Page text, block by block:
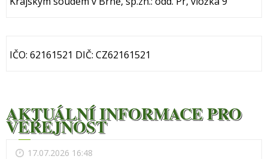
IČO: 62161521 DIČ: CZ62161521
AKTUÁLNÍ INFORMACE PRO
VEŘEJNOST
17.07.2026 16:48